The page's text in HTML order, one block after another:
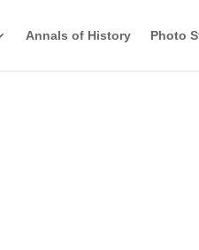
Annals of History Photo